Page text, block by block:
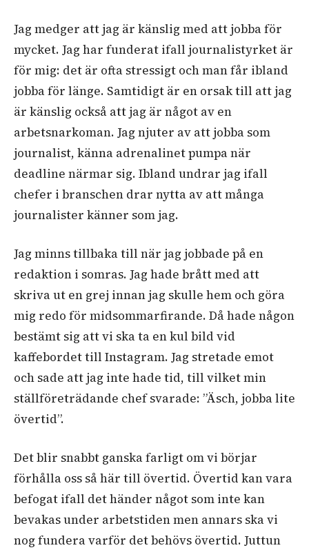
Jag medger att jag är känslig med att jobba för
mycket. Jag har funderat ifall journalistyrket är
för mig: det är ofta stressigt och man får ibland
jobba för länge. Samtidigt är en orsak till att jag
är känslig också att jag är något av en
arbetsnarkoman. Jag njuter av att jobba som
journalist, känna adrenalinet pumpa när
deadline närmar sig. Ibland undrar jag ifall
chefer i branschen drar nytta av att många
journalister känner som jag.
Jag minns tillbaka till när jag jobbade på en
redaktion i somras. Jag hade brått med att
skriva ut en grej innan jag skulle hem och göra
mig redo för midsommarfirande. Då hade någon
bestämt sig att vi ska ta en kul bild vid
kaffebordet till Instagram. Jag stretade emot
och sade att jag inte hade tid, till vilket min
ställföreträdande chef svarade: ”Äsch, jobba lite
övertid”.
Det blir snabbt ganska farligt om vi börjar
förhålla oss så här till övertid. Övertid kan vara
befogat ifall det händer något som inte kan
bevakas under arbetstiden men annars ska vi
nog fundera varför det behövs övertid. Juttun